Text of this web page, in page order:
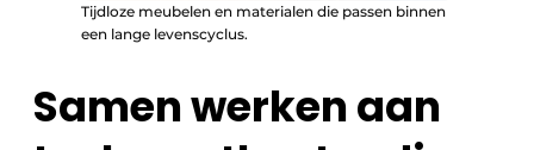
Tijdloze meubelen en materialen die passen binnen
een lange levenscyclus.
Samen werken aan